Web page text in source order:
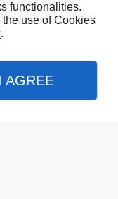
functionalities.
use of Cookies
.
AGREE